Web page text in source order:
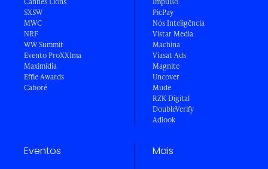
SXSW
MWC
NRF
WW Summit
Evento ProXXIma
Maximídia
Effie Awards
Caboré
PicPay
Nós Inteligência
Vistar Media
Machina
Viasat Ads
Magnite
Uncover
Mude
RZK Digital
DoubleVerify
Adlook
Eventos Mais